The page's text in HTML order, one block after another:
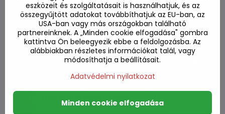
Kínai evőpálcika készlet 4 pár panda
párnával
Készleten
4930 Ft
Készleten
eszközeit és szolgáltatásait is használhatjuk, és az
összegyűjtött adatokat továbbíthatjuk az EU-ban, az
USA-ban vagy más országokban található
partnereinknek. A „Minden cookie elfogadása" gombra
kattintva Ön beleegyezik ebbe a feldolgozásba. Az
alábbiakban részletes információkat talál, vagy
módosíthatja a beállításait.
Adatvédelmi nyilatkozat
Minden cookie elfogadása